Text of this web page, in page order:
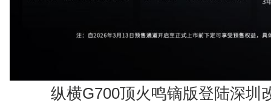
纵横G700顶火鸣镝版登陆深圳